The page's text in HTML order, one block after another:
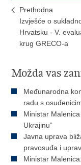
Prethodna
Izvješće o
Hrvatsku - V.
krug GRECO-a
Možda vas
Međunarodna
radu s
Ministar
Ukrajinu“
Javna uprava
pravosuđa i
Ministar